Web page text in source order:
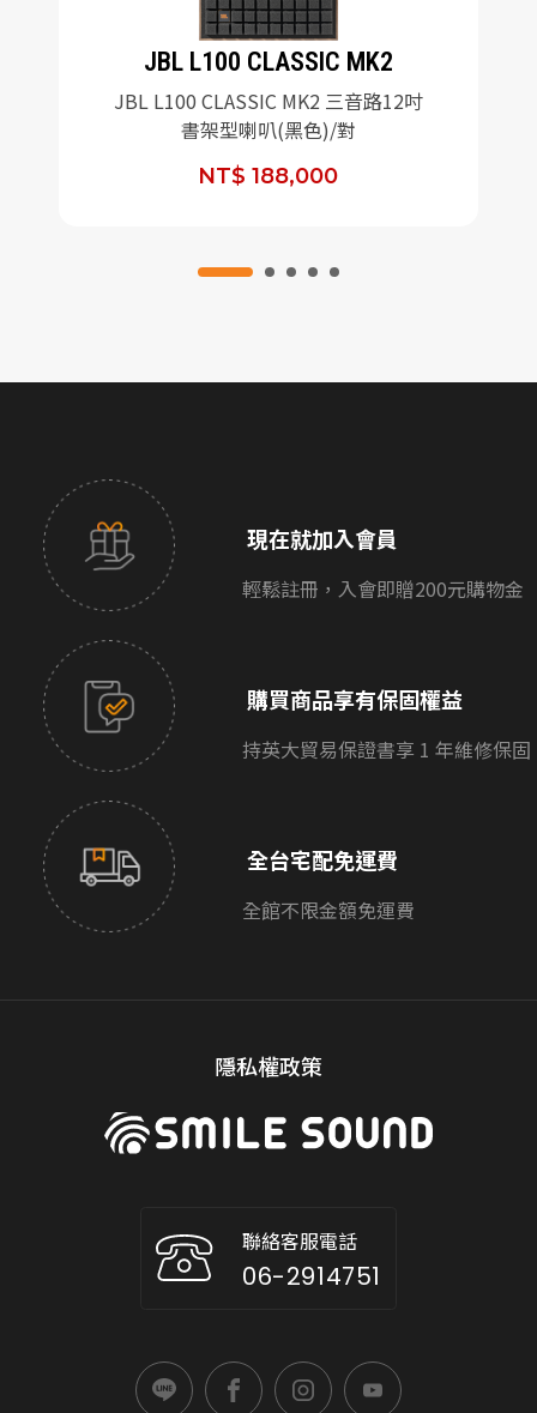
JBL L100 CLASSIC MK2
JBL L100 CLASSIC MK2 三音路12吋
書架型喇叭(黑色)/對
NT$ 188,000
現在就加入會員
輕鬆註冊，入會即贈200元購物金
購買商品享有保固權益
持英大貿易保證書享 1 年維修保固
全台宅配免運費
全館不限金額免運費
隱私權政策
聯絡客服電話
06-2914751